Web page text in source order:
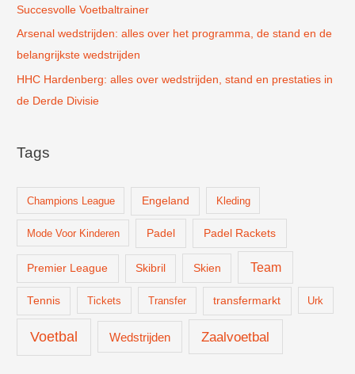
Succesvolle Voetbaltrainer
Arsenal wedstrijden: alles over het programma, de stand en de
belangrijkste wedstrijden
HHC Hardenberg: alles over wedstrijden, stand en prestaties in
de Derde Divisie
Tags
Champions League Engeland Kleding
Mode Voor Kinderen Padel Padel Rackets
Premier League Skibril Skien Team
Tennis Tickets Transfer transfermarkt Urk
Voetbal Wedstrijden Zaalvoetbal